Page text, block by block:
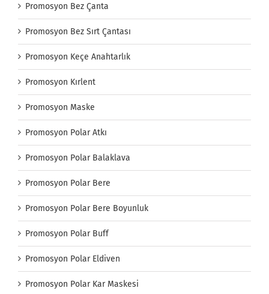
Promosyon Bez Çanta
Promosyon Bez Sırt Çantası
Promosyon Keçe Anahtarlık
Promosyon Kırlent
Promosyon Maske
Promosyon Polar Atkı
Promosyon Polar Balaklava
Promosyon Polar Bere
Promosyon Polar Bere Boyunluk
Promosyon Polar Buff
Promosyon Polar Eldiven
Promosyon Polar Kar Maskesi